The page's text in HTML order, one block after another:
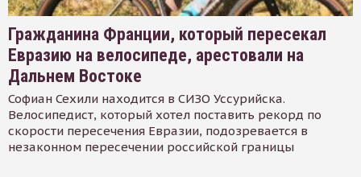
Гражданина Франции, который пересекал
Евразию на велосипеде, арестовали на
Дальнем Востоке
Софиан Сехили находится в СИЗО Уссурийска.
Велосипедист, который хотел поставить рекорд по
скорости пересечения Евразии, подозревается в
незаконном пересечении российской границы